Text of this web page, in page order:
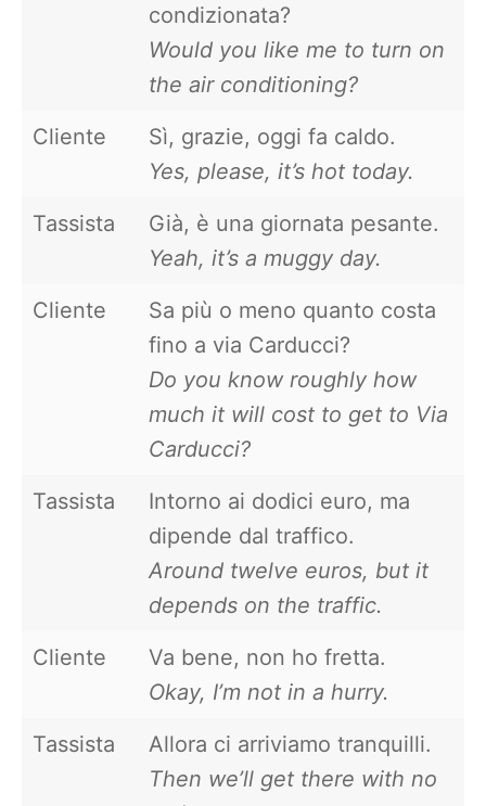
condizionata?
Would you like me to turn on
the air conditioning?
Cliente
Sì, grazie, oggi fa caldo.
Yes, please, it’s hot today.
Tassista
Già, è una giornata pesante.
Yeah, it’s a muggy day.
Cliente
Sa più o meno quanto costa
fino a via Carducci?
Do you know roughly how
much it will cost to get to Via
Carducci?
Tassista
Intorno ai dodici euro, ma
dipende dal traffico.
Around twelve euros, but it
depends on the traffic.
Cliente
Va bene, non ho fretta.
Okay, I’m not in a hurry.
Tassista
Allora ci arriviamo tranquilli.
Then we’ll get there with no